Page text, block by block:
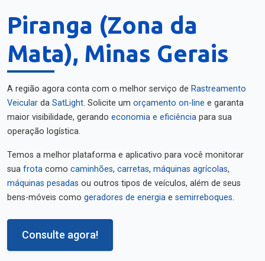
Piranga (Zona da
Mata), Minas Gerais
A região agora conta com o melhor serviço de Rastreamento
Veicular da SatLight. Solicite um orçamento on-line e garanta
maior visibilidade, gerando economia e eficiência para sua
operação logística.
Temos a melhor plataforma e aplicativo para você monitorar
sua frota como caminhões, carretas, máquinas agrícolas,
máquinas pesadas ou outros tipos de veículos, além de seus
bens-móveis como geradores de energia e semirreboques.
Consulte agora!